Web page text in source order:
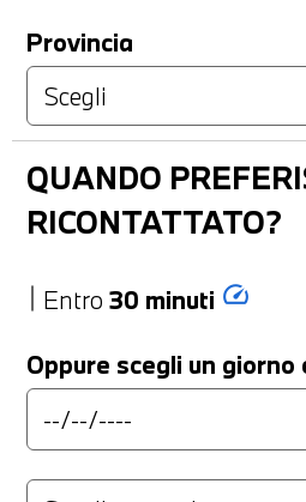
Provincia
QUANDO
RICONTATTATO?
Entro 30 minuti speed
Oppure scegli un giorno